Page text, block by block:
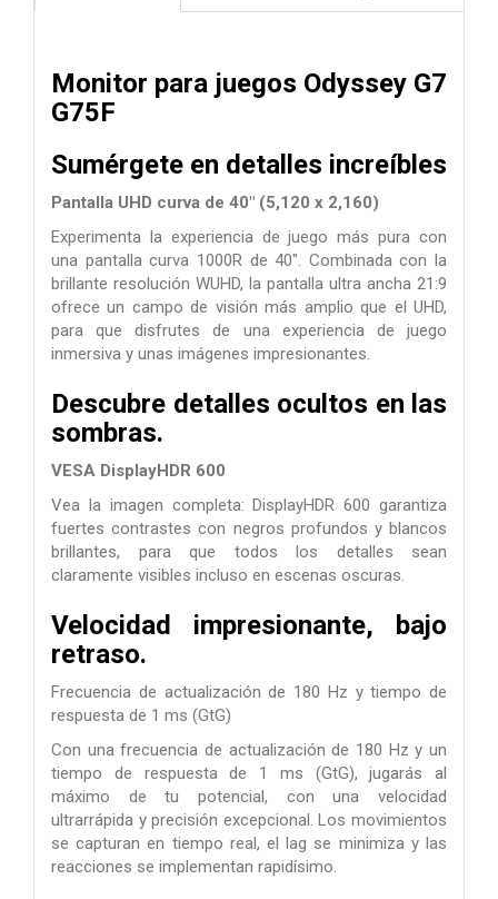
Monitor para juegos Odyssey G7
G75F
Sumérgete en detalles increíbles
Pantalla UHD curva de 40" (5,120 x 2,160)
Experimenta la experiencia de juego más pura con
una pantalla curva 1000R de 40". Combinada con la
brillante resolución WUHD, la pantalla ultra ancha 21:9
ofrece un campo de visión más amplio que el UHD,
para que disfrutes de una experiencia de juego
inmersiva y unas imágenes impresionantes.
Descubre detalles ocultos en las
sombras.
VESA DisplayHDR 600
Vea la imagen completa: DisplayHDR 600 garantiza
fuertes contrastes con negros profundos y blancos
brillantes, para que todos los detalles sean
claramente visibles incluso en escenas oscuras.
Velocidad impresionante, bajo
retraso.
Frecuencia de actualización de 180 Hz y tiempo de
respuesta de 1 ms (GtG)
Con una frecuencia de actualización de 180 Hz y un
tiempo de respuesta de 1 ms (GtG), jugarás al
máximo de tu potencial, con una velocidad
ultrarrápida y precisión excepcional. Los movimientos
se capturan en tiempo real, el lag se minimiza y las
reacciones se implementan rapidísimo.